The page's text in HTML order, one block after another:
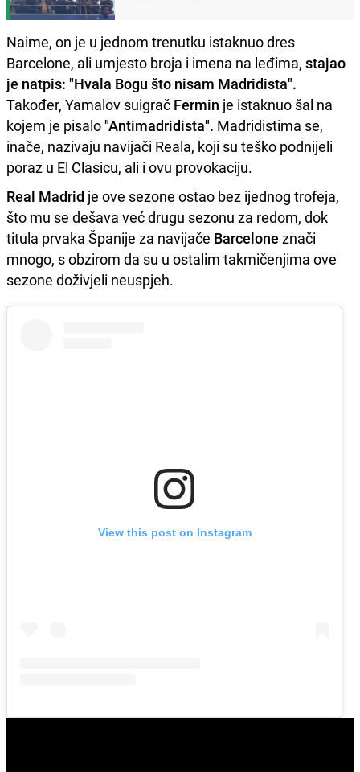
Naime, on je u jednom trenutku istaknuo dres
Barcelone, ali umjesto broja i imena na leđima, stajao
je natpis: "Hvala Bogu što nisam Madridista".
Također, Yamalov suigrač Fermin je istaknuo šal na
kojem je pisalo"Antimadridista". Madridistima se,
inače, nazivaju navijači Reala, koji su teško podnijeli
poraz u El Clasicu, ali i ovu provokaciju.
Real Madrid je ove sezone ostao bez ijednog trofeja,
što mu se dešava već drugu sezonu za redom, dok
titula prvaka Španije za navijače Barcelone znači
mnogo, s obzirom da su u ostalim takmičenjima ove
sezone doživjeli neuspjeh.
View this post on Instagram